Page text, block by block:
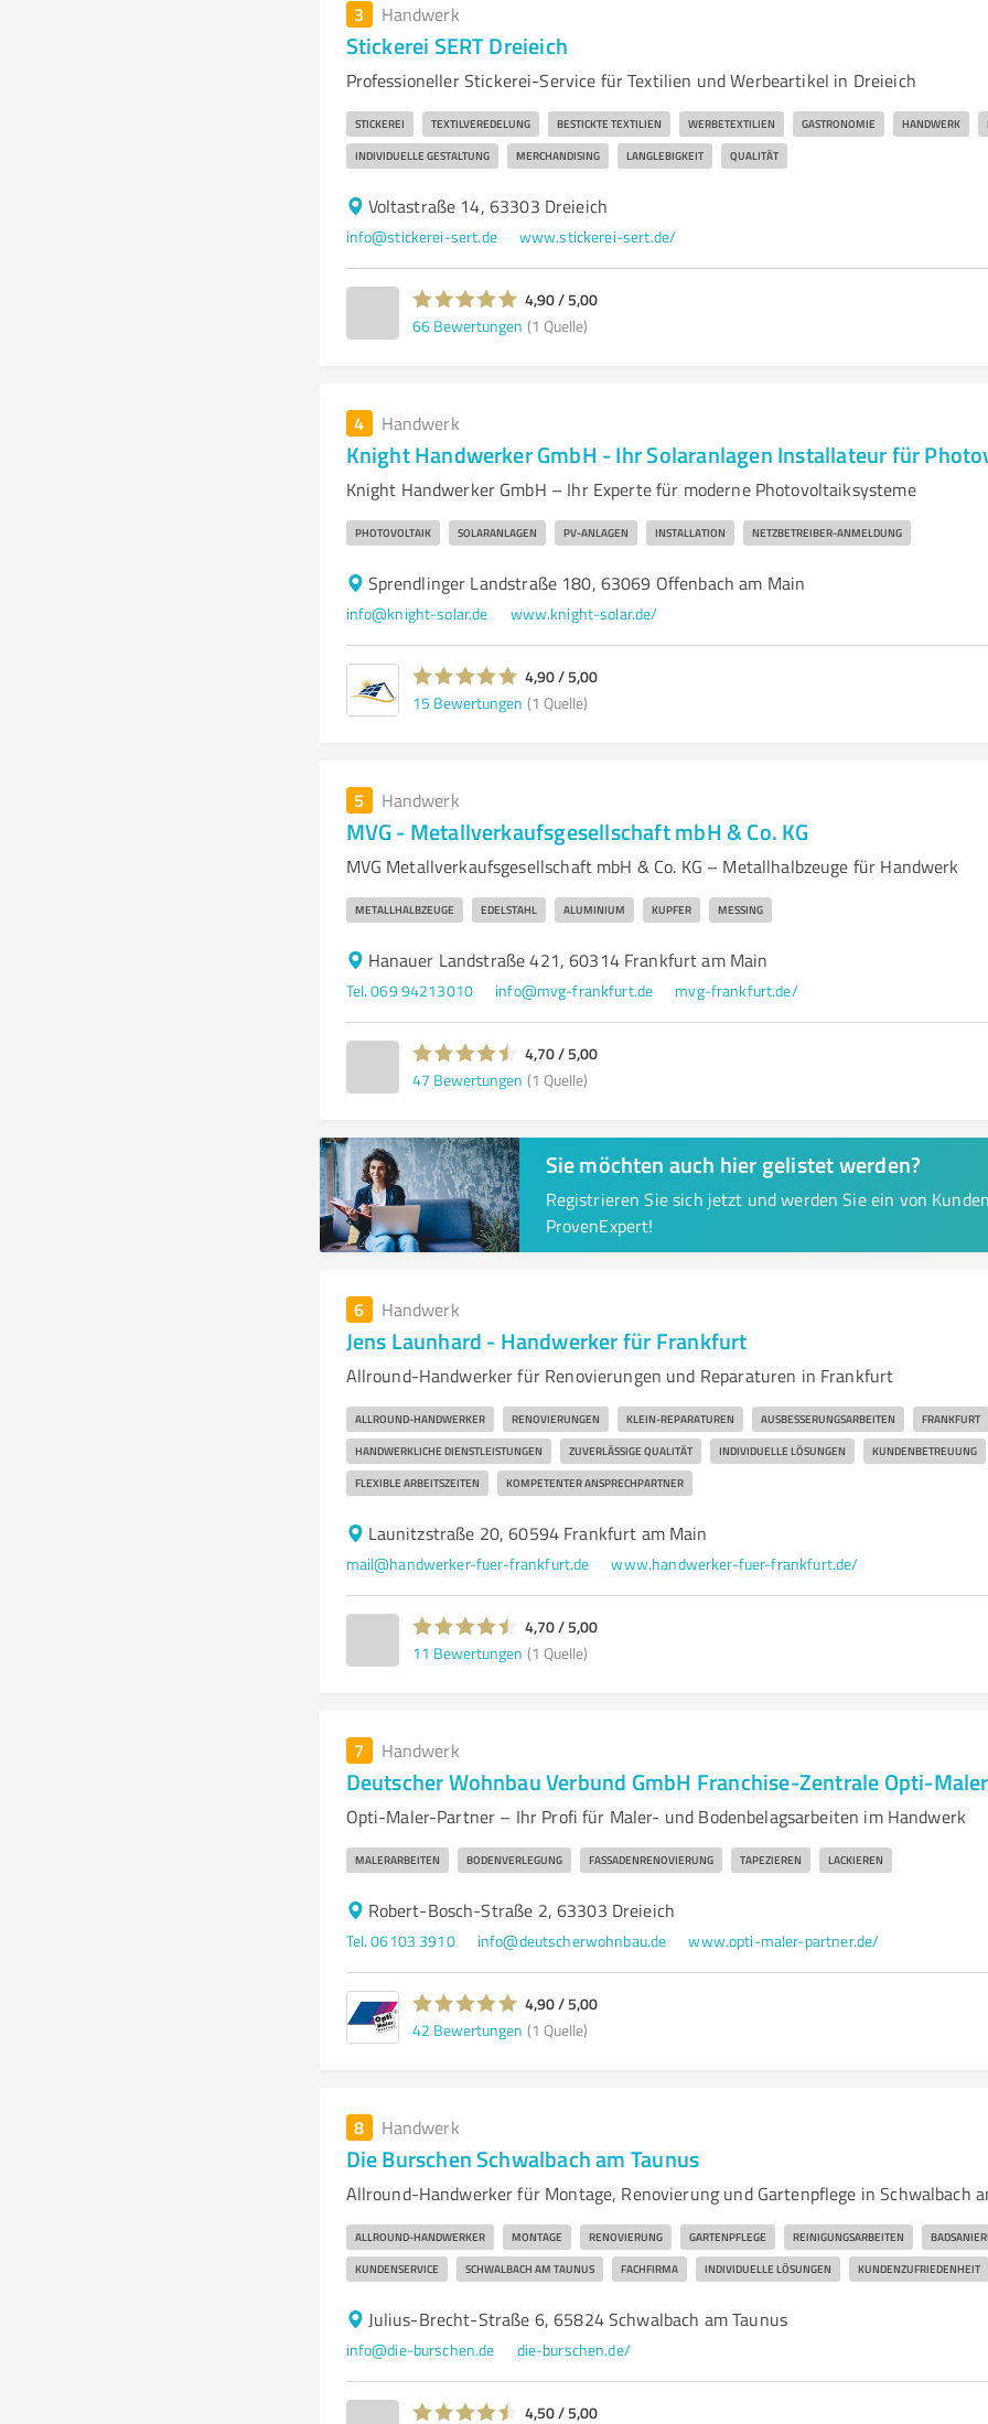
3 Handwerk
Stickerei SERT Dreieich
Professioneller Stickerei-Service für Textilien und Werbeartikel in Dreieich
STICKEREI TEXTILVEREDELUNG BESTICKTE TEXTILIEN WERBETEXTILIEN GASTRONOMIE HANDWERK
INDIVIDUELLE GESTALTUNG MERCHANDISING LANGLEBIGKEIT QUALITÄT
Voltastraße 14, 63303 Dreieich
info@stickerei-sert.de www.stickerei-sert.de/
4,90 / 5,00
66 Bewertungen (1 Quelle)
4 Handwerk
Knight Handwerker GmbH - Ihr Solaranlagen Installateur für
Knight Handwerker GmbH – Ihr Experte für moderne Photovoltaiksysteme
PHOTOVOLTAIK SOLARANLAGEN PV-ANLAGEN INSTALLATION NETZBETREIBER-ANMELDUNG
Sprendlinger Landstraße 180, 63069 Offenbach am Main
info@knight-solar.de www.knight-solar.de/
4,90 / 5,00
15 Bewertungen (1 Quelle)
5 Handwerk
MVG - Metallverkaufsgesellschaft mbH & Co. KG
MVG Metallverkaufsgesellschaft mbH & Co. KG – Metallhalbzeuge für Handwerk
METALLHALBZEUGE EDELSTAHL ALUMINIUM KUPFER MESSING
Hanauer Landstraße 421, 60314 Frankfurt am Main
Tel. 069 94213010 info@mvg-frankfurt.de mvg-frankfurt.de/
4,70 / 5,00
47 Bewertungen (1 Quelle)
Sie möchten auch hier gelistet werden?
Registrieren Sie sich jetzt und werden Sie ein von
ProvenExpert!
6 Handwerk
Jens Launhard - Handwerker für Frankfurt
Allround-Handwerker für Renovierungen und Reparaturen in Frankfurt
ALLROUND-HANDWERKER RENOVIERUNGEN KLEIN-REPARATUREN AUSBESSERUNGSARBEITEN FRANKFURT
HANDWERKLICHE DIENSTLEISTUNGEN ZUVERLÄSSIGE QUALITÄT INDIVIDUELLE LÖSUNGEN KUNDENBETREUUNG
FLEXIBLE ARBEITSZEITEN KOMPETENTER ANSPRECHPARTNER
Launitzstraße 20, 60594 Frankfurt am Main
mail@handwerker-fuer-frankfurt.de www.handwerker-fuer-frankfurt.de/
4,70 / 5,00
11 Bewertungen (1 Quelle)
7 Handwerk
Deutscher Wohnbau Verbund GmbH Franchise-Zentrale Opti-
Opti-Maler-Partner – Ihr Profi für Maler- und Bodenbelagsarbeiten im Handwerk
MALERARBEITEN BODENVERLEGUNG FASSADENRENOVIERUNG TAPEZIEREN LACKIEREN
Robert-Bosch-Straße 2, 63303 Dreieich
Tel. 06103 3910 info@deutscherwohnbau.de www.opti-maler-partner.de/
4,90 / 5,00
42 Bewertungen (1 Quelle)
8 Handwerk
Die Burschen Schwalbach am Taunus
Allround-Handwerker für Montage, Renovierung und Gartenpflege in Schwalbach
ALLROUND-HANDWERKER MONTAGE RENOVIERUNG GARTENPFLEGE REINIGUNGSARBEITEN
KUNDENSERVICE SCHWALBACH AM TAUNUS FACHFIRMA INDIVIDUELLE LÖSUNGEN KUNDENZUFRIEDENHEIT
Julius-Brecht-Straße 6, 65824 Schwalbach am Taunus
info@die-burschen.de die-burschen.de/
4,50 / 5,00